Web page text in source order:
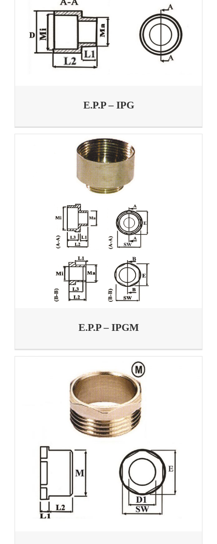
E.P.P – IPG
E.P.P – IPGM